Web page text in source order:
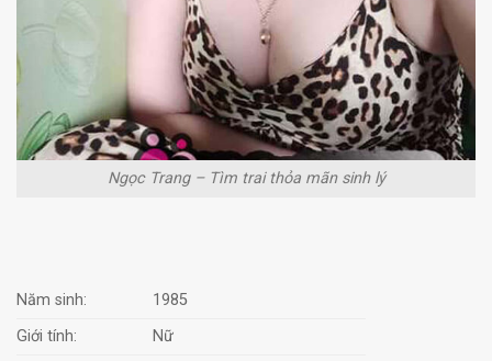
Ngọc Trang – Tìm trai thỏa mãn sinh lý
Năm sinh:
1985
Giới tính:
Nữ